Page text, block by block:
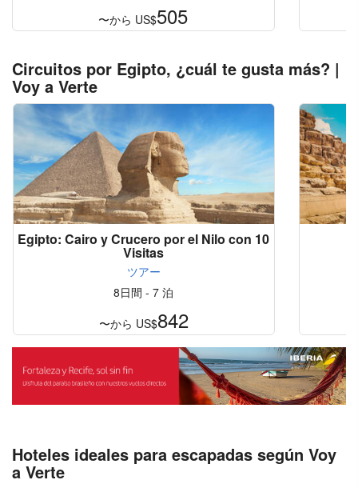
〜から US$505
Circuitos por Egipto, ¿cuál te gusta más? |
Voy a Verte
Egipto: Cairo y Crucero por el Nilo con 10
Visitas
ツアー
8日間 - 7 泊
〜から US$842
Hoteles ideales para escapadas según Voy
a Verte